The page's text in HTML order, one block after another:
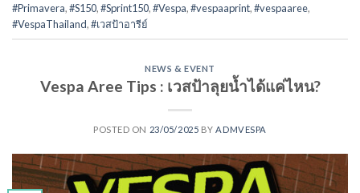
#Primavera,#S150,#Sprint150,#Vespa,#vespaaprint,#vespaaree,
#VespaThailand,#เวสป้าอารีย์
NEWS & EVENT
Vespa Aree Tips : เวสป้าลุยน้ำได้แค่ไหน?
POSTED ON 23/05/2025 BYADMVESPA